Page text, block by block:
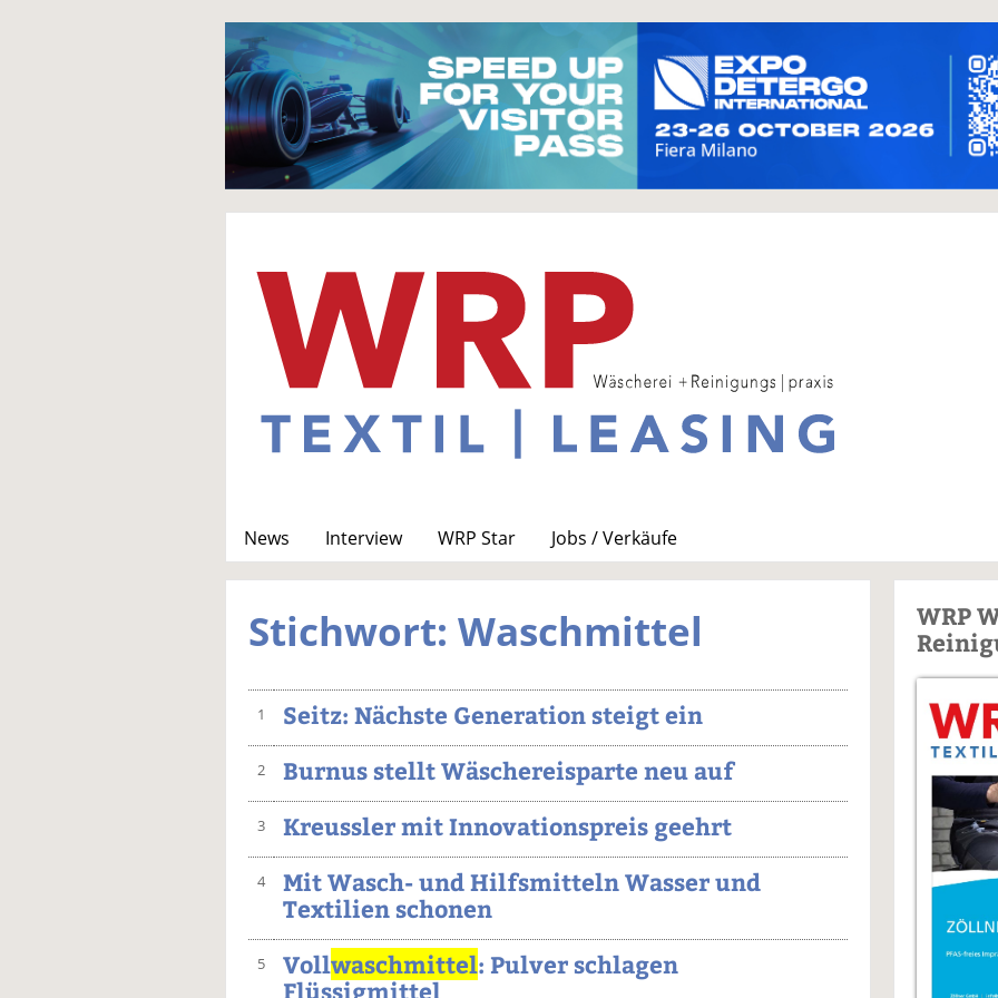
News Interview WRP Star
Jobs / Verkäufe
Stichwort: Waschmittel
1 Seitz: Nächste Generation steigt ein
2 Burnus stellt Wäschereisparte neu auf
3 Kreussler mit Innovationspreis geehrt
4
Mit Wasch- und Hilfsmitteln Wasser und
Textilien schonen
5 Vollwaschmittel: Pulver schlagen
Flüssigmittel
WRP